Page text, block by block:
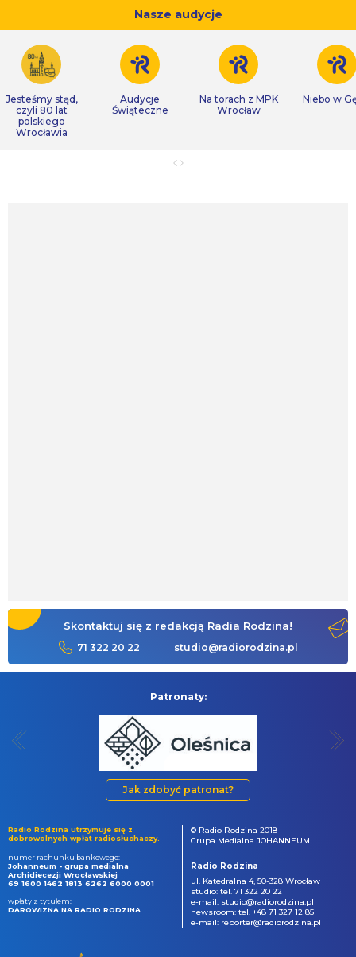
Nasze audycje
Jesteśmy stąd,
czyli 80 lat
polskiego
Wrocławia
Audycje
Świąteczne
Na torach z MPK
Wrocław
Niebo w
Skontaktuj się z redakcją Radia Rodzina!
71 322 20 22 studio@radiorodzina.pl
Patronaty:
Jak zdobyć patronat?
Radio Rodzina utrzymuje się z
dobrowolnych wpłat radiosłuchaczy.
numer rachunku bankowego:
Johanneum - grupa medialna
Archidiecezji Wrocławskiej
69 1600 1462 1813 6262 6000 0001
wpłaty z tytułem:
DAROWIZNA NA RADIO RODZINA
© Radio Rodzina 2018 |
Grupa Medialna JOHANNEUM
Radio Rodzina
ul. Katedralna 4, 50-328 Wrocław
studio: tel. 71 322 20 22
e-mail: studio@radiorodzina.pl
newsroom: tel. +48 71 327 12 85
e-mail: reporter@radiorodzina.pl